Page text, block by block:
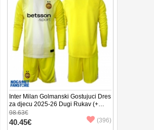
Inter Milan Golmanski Gostujuci Dres
za djecu 2025-26 Dugi Rukav (+
Kratke hlače)
98.63€
40.45€ (396)